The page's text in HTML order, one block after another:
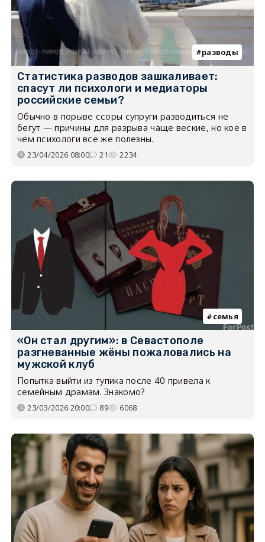
разводы
Статистика разводов зашкаливает:
спасут ли психологи и медиаторы
российские семьи?
Обычно в порыве ссоры супруги разводиться не
бегут — причины для разрыва чаще веские, но кое в
чём психологи всё же полезны.
23/04/2026 08:00 21 2234
семья
«Он стал другим»: в Севастополе
разгневанные жёны пожаловались на
мужской клуб
Попытка выйти из тупика после 40 привела к
семейным драмам. Знакомо?
23/03/2026 20:00 89 6068